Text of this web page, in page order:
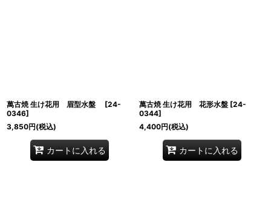
萬古焼 生け花用 眉型水盤 [24-
0346]
3,850円(税込)
カートに入れる
萬古焼 生け花用 花形水盤 [24-
0344]
4,400円(税込)
カートに入れる